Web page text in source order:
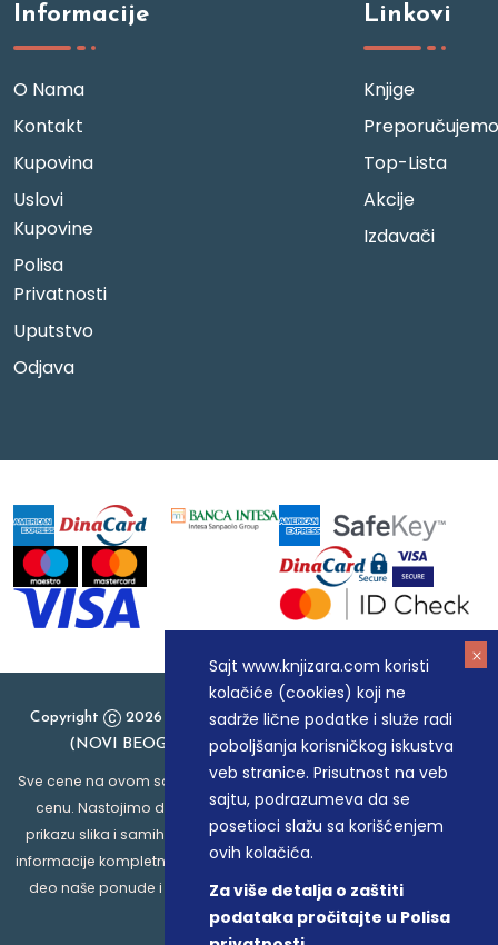
Sajt www.knjizara.com koristi
kolačiće (cookies) koji ne
sadrže lične podatke i služe radi
poboljšanja korisničkog iskustva
veb stranice. Prisutnost na veb
sajtu, podrazumeva da se
posetioci slažu sa korišćenjem
ovih kolačića.
Za više detalja o zaštiti
podataka pročitajte u Polisa
Informacije
O Nama
Kontakt
Kupovina
Uslovi
Kupovine
Polisa
Privatnosti
Uputstvo
Odjava
Linkovi
Knjige
Preporučujemo
Top-Lista
Akcije
Izdavači
Copyright
2026 Knjizara.com - MAKART DOO BEOGRAD
(NOVI BEOGRAD), PIB: 105184104, MB: 20337524
Sve cene na ovom sajtu iskazane su u dinarima. PDV je uračunat u
cenu. Nastojimo da budemo što precizniji u opisu proizvoda,
prikazu slika i samih cena, ali ne možemo garantovati da su sve
informacije kompletne i bez grešaka. Svi artikli prikazani na sajtu su
deo naše ponude i ne podrazumeva da su dostupni u svakom
trenutku.